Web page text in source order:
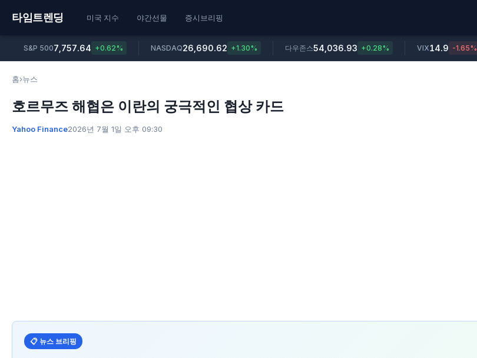
타임트렌딩 미국 지수 야간선물 증시브리핑
S&P 5007,757.64 +0.62% NASDAQ26,690.62 +1.30% 다우존스54,036.93 +0.28% VIX14.9 -1.65%
홈›뉴스
호르무즈 해협은 이란의 궁극적인 협상 카드
Yahoo Finance2026년 7월 1일 오후 09:30
📋 뉴스 브리핑